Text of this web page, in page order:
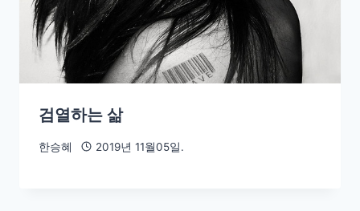
검열하는 삶
한승혜 2019년 11월05일.